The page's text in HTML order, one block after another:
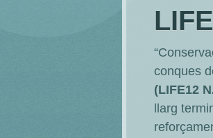
conques
(LIFE12
llarg